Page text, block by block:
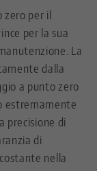
zero per il
per la sua
La
dalla
a punto zero
estremamente
precisione di
di
nella